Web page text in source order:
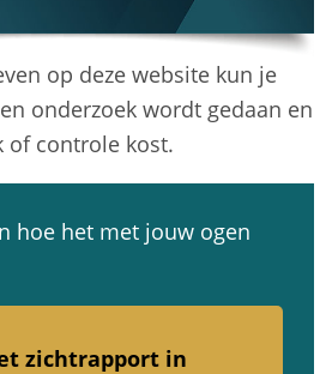
op deze website kun je
onderzoek wordt gedaan en
of controle kost.
hoe het met jouw ogen
zichtrapport in